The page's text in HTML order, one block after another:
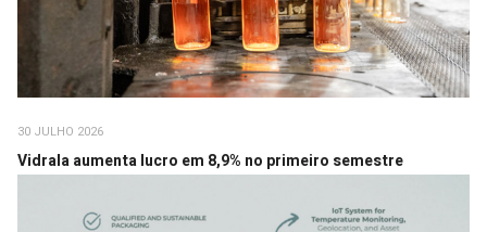
30 JULHO 2026
Vidrala aumenta lucro em 8,9% no primeiro semestre